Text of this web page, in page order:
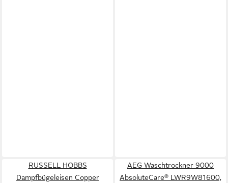
RUSSELL HOBBS
Dampfbügeleisen Copper
AEG Waschtrockner 9000
AbsoluteCare® LWR9W81600,